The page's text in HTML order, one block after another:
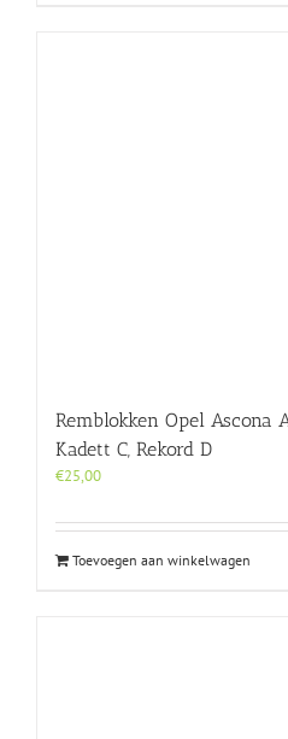
Remblokken Opel Ascona
Kadett C, Rekord D
€25,00
Toevoegen aan winkelwagen